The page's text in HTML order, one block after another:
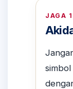
JAGA 1